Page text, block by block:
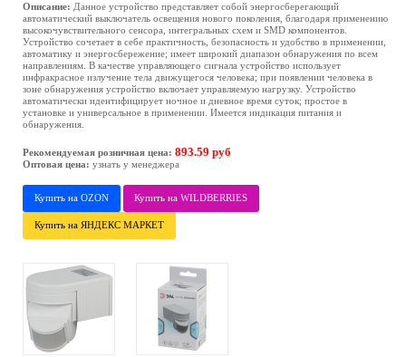
Описание: Данное устройство представляет собой энергосберегающий
автоматический выключатель освещения нового поколения, благодаря применению
высокочувствительного сенсора, интегральных схем и SMD компонентов.
Устройство сочетает в себе практичность, безопасность и удобство в применении,
автоматику и энергосбережение; имеет широкий диапазон обнаружения по всем
направлениям. В качестве управляющего сигнала устройство использует
инфракрасное излучение тела движущегося человека; при появлении человека в
зоне обнаружения устройство включает управляемую нагрузку. Устройство
автоматически идентифицирует ночное и дневное время суток; простое в
установке и универсальное в применении. Имеется индикация питания и
обнаружения.
Рекомендуемая розничная цена: 893.59 руб
Оптовая цена: узнать у менеджера
Купить на OZON Купить на WILDBERRIES
Купить на ЯНДЕКС МАРКЕТ